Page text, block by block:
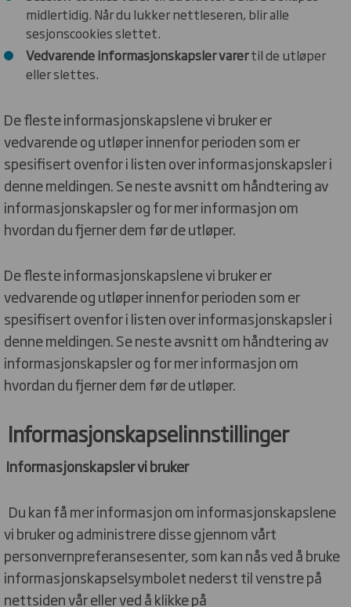
midlertidig. Når du lukker nettleseren, blir alle
sesjonscookies slettet.
Vedvarende informasjonskapsler varertil de utløper
eller slettes.
De fleste informasjonskapslene vi bruker er
vedvarende og utløper innenfor perioden som er
spesifisert ovenfor i listen over informasjonskapsler i
denne meldingen. Se neste avsnitt om håndtering av
informasjonskapsler og for mer informasjon om
hvordan du fjerner dem før de utløper.
De fleste informasjonskapslene vi bruker er
vedvarende og utløper innenfor perioden som er
spesifisert ovenfor i listen over informasjonskapsler i
denne meldingen. Se neste avsnitt om håndtering av
informasjonskapsler og for mer informasjon om
hvordan du fjerner dem før de utløper.
Informasjonskapselinnstillinger
Informasjonskapsler vi bruker
Du kan få mer informasjon om informasjonskapslene
vi bruker og administrere disse gjennom vårt
personvernpreferansesenter, som kan nås ved å bruke
informasjonskapselsymbolet nederst til venstre på
nettsiden vår eller ved å klikke på